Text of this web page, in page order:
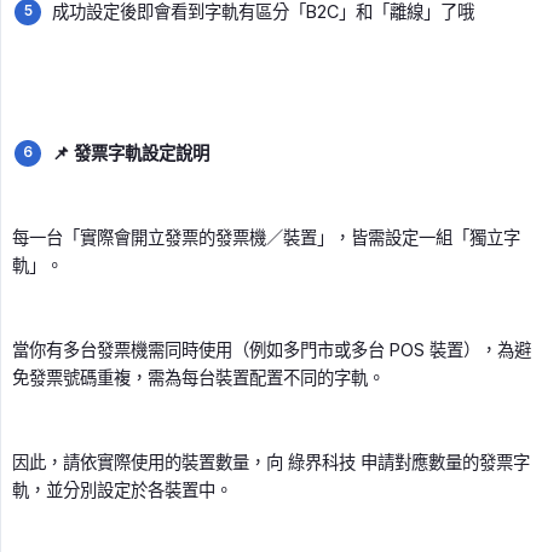
成功設定後即會看到字軌有區分「B2C」和「離線」了哦
📌 發票字軌設定說明
每一台「實際會開立發票的發票機／裝置」，皆需設定一組「獨立字
軌」。
當你有多台發票機需同時使用（例如多門市或多台 POS 裝置），為避
免發票號碼重複，需為每台裝置配置不同的字軌。
因此，請依實際使用的裝置數量，向 綠界科技 申請對應數量的發票字
軌，並分別設定於各裝置中。